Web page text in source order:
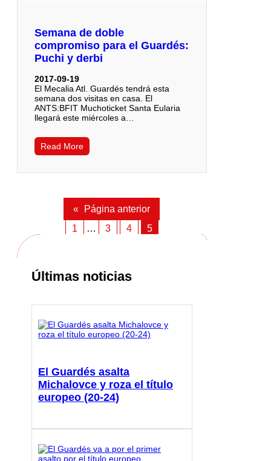
Semana de doble
compromiso para el Guardés:
Puchi y derbi
2017-09-19
El Mecalia Atl. Guardés tendrá esta
semana dos visitas en casa. El
ANTS:BFIT Muchoticket Santa Eularia
llegará este miércoles a…
Read More
«
Página anterior
1
… 3 4 5
Últimas noticias
El Guardés asalta
Michalovce y roza el título
europeo (20-24)